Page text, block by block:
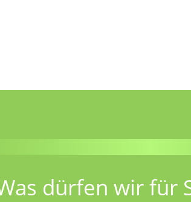
dürfen wir für